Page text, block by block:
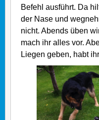
Befehl ausführt. Da
der Nase und
nicht. Abends üben
mach ihr alles vor.
Liegen geben, habt